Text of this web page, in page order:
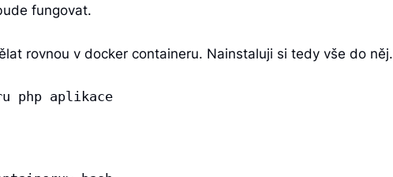
fungovat.
rovnou v docker containeru. Nainstaluji si tedy vše do něj.
php aplikace